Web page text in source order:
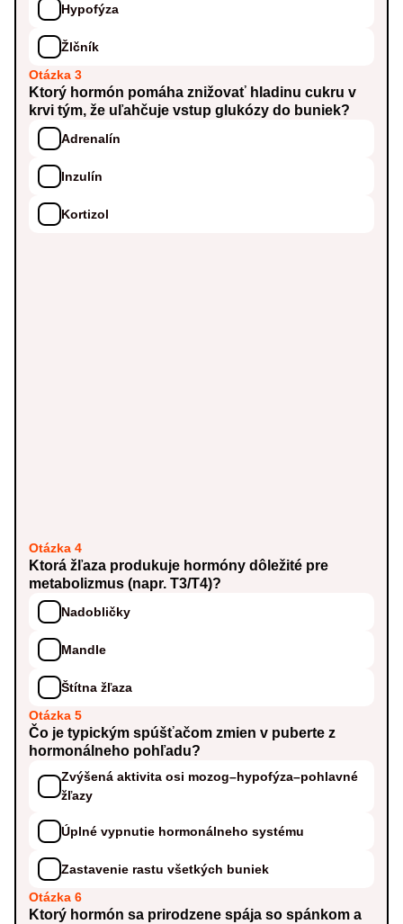
Hypofýza
Žlčník
Otázka 3
Ktorý hormón pomáha znižovať hladinu cukru v
krvi tým, že uľahčuje vstup glukózy do buniek?
Adrenalín
Inzulín
Kortizol
Otázka 4
Ktorá žľaza produkuje hormóny dôležité pre
metabolizmus (napr. T3/T4)?
Nadobličky
Mandle
Štítna žľaza
Otázka 5
Čo je typickým spúšťačom zmien v puberte z
hormonálneho pohľadu?
Zvýšená aktivita osi mozog–hypofýza–pohlavné
žľazy
Úplné vypnutie hormonálneho systému
Zastavenie rastu všetkých buniek
Otázka 6
Ktorý hormón sa prirodzene spája so spánkom a